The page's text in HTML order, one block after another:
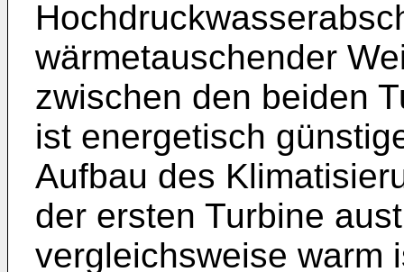
wärmetauschender
zwischen den beiden
ist energetisch
Aufbau des
der ersten Turbine
vergleichsweise warm